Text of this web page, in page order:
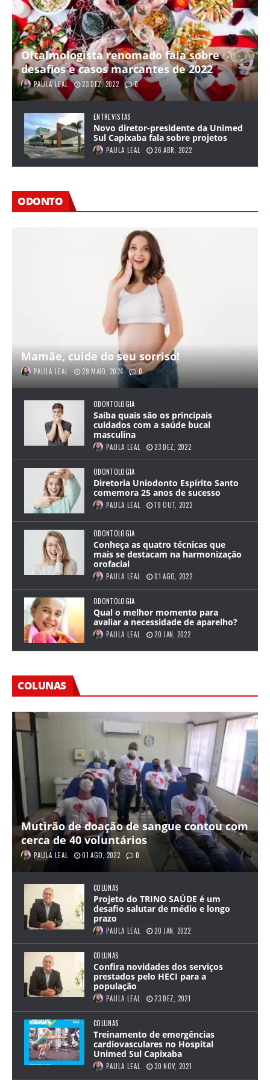
Oftalmologista renomado fala sobre
desafios e casos marcantes de 2022
PAULA LEAL 23 DEZ, 2022 0
ENTREVISTAS
Novo diretor-presidente da Unimed
Sul Capixaba fala sobre projetos
PAULA LEAL 26 ABR, 2022
ODONTO
Mamãe, cuide do seu sorriso!
PAULA LEAL 29 MAIO, 2024 0
ODONTOLOGIA
Saiba quais são os principais
cuidados com a saúde bucal
masculina
PAULA LEAL 23 DEZ, 2022
ODONTOLOGIA
Diretoria Uniodonto Espírito Santo
comemora 25 anos de sucesso
PAULA LEAL 19 OUT, 2022
ODONTOLOGIA
Conheça as quatro técnicas que
mais se destacam na harmonização
orofacial
PAULA LEAL 01 AGO, 2022
ODONTOLOGIA
Qual o melhor momento para
avaliar a necessidade de aparelho?
PAULA LEAL 20 JAN, 2022
COLUNAS
Mutirão de doação de sangue contou com
cerca de 40 voluntários
PAULA LEAL 01 AGO, 2022 0
COLUNAS
Projeto do TRINO SAÚDE é um
desafio salutar de médio e longo
prazo
PAULA LEAL 20 JAN, 2022
COLUNAS
Confira novidades dos serviços
prestados pelo HECI para a
população
PAULA LEAL 23 DEZ, 2021
COLUNAS
Treinamento de emergências
cardiovasculares no Hospital
Unimed Sul Capixaba
PAULA LEAL 30 NOV, 2021